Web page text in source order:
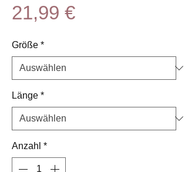
21,99 €Preis
Größe *
Länge *
Anzahl *